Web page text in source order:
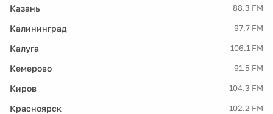
Казань 88.3 FM
Калининград 97.7 FM
Калуга 106.1 FM
Кемерово 91.5 FM
Киров 104.3 FM
Красноярск 102.2 FM